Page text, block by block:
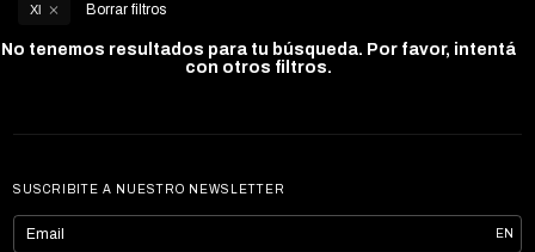
Xl Borrar filtros
No tenemos resultados para tu búsqueda. Por favor, intentá
con otros filtros.
SUSCRIBITE A NUESTRO NEWSLETTER